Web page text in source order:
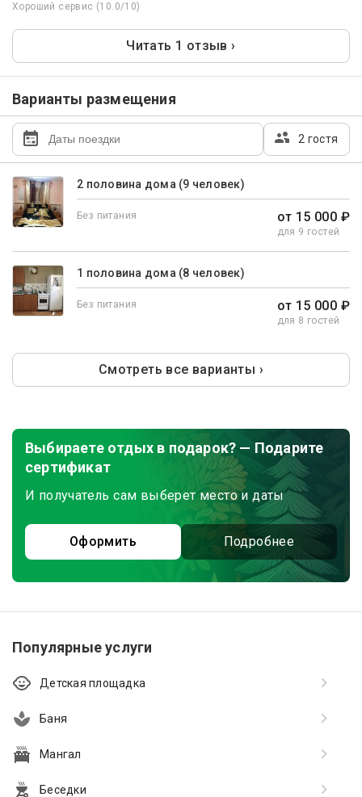
Хороший сервис (10.0/10)
Читать 1 отзыв ›
Варианты размещения
2 гостя
2 половина дома (9 человек)
Без питания от 15 000 ₽
для 9 гостей
1 половина дома (8 человек)
Без питания от 15 000 ₽
для 8 гостей
Смотреть все варианты ›
Выбираете отдых в подарок? — Подарите
сертификат
И получатель сам выберет место и даты
Оформить Подробнее
Популярные услуги
Детская площадка
Баня
Мангал
Беседки